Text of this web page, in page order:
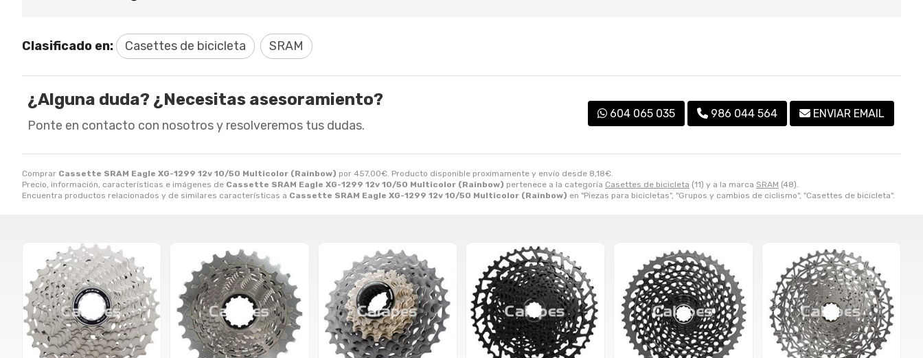
Comprar Cassette SRAM Eagle XG-1299 12v 10/50 Multicolor (Rainbow) por 457,00€. Producto disponible proximamente y envío desde 8,18€.
Precio, información, características e imágenes de Cassette SRAM Eagle XG-1299 12v 10/50 Multicolor (Rainbow) pertenece a la categoría Casettes de bicicleta (11) y a la marca SRAM (48).
Encuentra productos relacionados y de similares características a Cassette SRAM Eagle XG-1299 12v 10/50 Multicolor (Rainbow) en "Piezas para bicicletas", "Grupos y cambios de ciclismo", "Casettes de bicicleta".
Clasificado en: Casettes de bicicleta SRAM
¿Alguna duda? ¿Necesitas asesoramiento?
Ponte en contacto con nosotros y resolveremos tus dudas.
604 065 035 986 044 564 ENVIAR EMAIL